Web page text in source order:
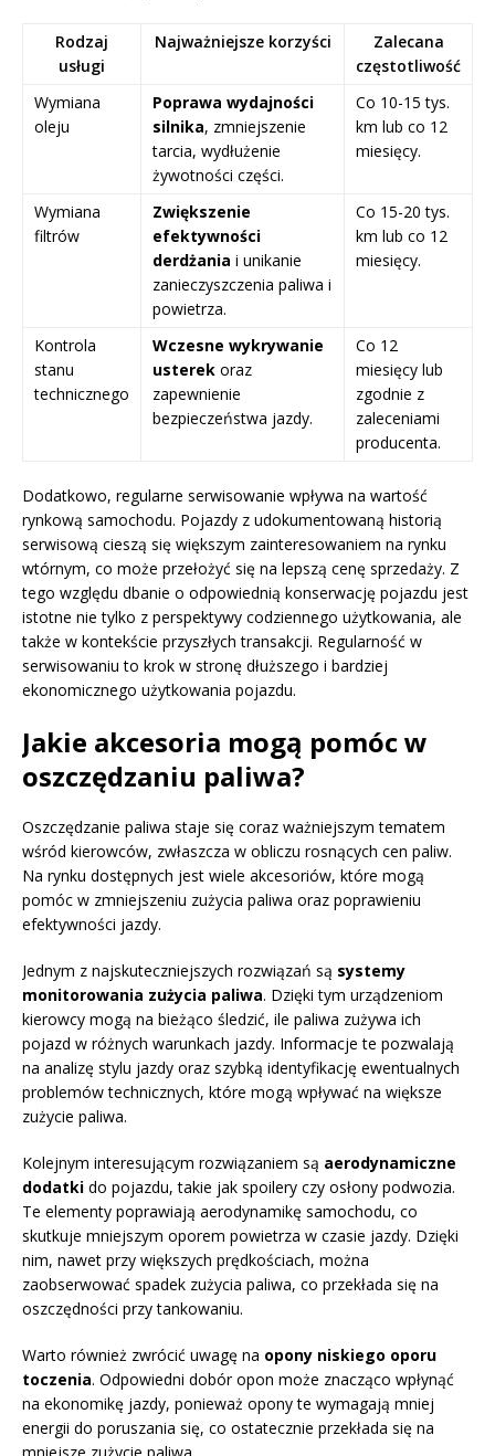
Rodzaj
usługi
Najważniejsze korzyści
Zalecana
częstotliwość
Wymiana
oleju
Poprawa wydajności
silnika, zmniejszenie
tarcia, wydłużenie
żywotności części.
Co 10-15 tys.
km lub co 12
miesięcy.
Wymiana
filtrów
Zwiększenie
efektywności
derdżania i unikanie
zanieczyszczenia paliwa i
powietrza.
Co 15-20 tys.
km lub co 12
miesięcy.
Kontrola
stanu
technicznego
Wczesne wykrywanie
usterek oraz
zapewnienie
bezpieczeństwa jazdy.
Co 12
miesięcy lub
zgodnie z
zaleceniami
producenta.
Dodatkowo, regularne serwisowanie wpływa na wartość
rynkową samochodu. Pojazdy z udokumentowaną historią
serwisową cieszą się większym zainteresowaniem na rynku
wtórnym, co może przełożyć się na lepszą cenę sprzedaży. Z
tego względu dbanie o odpowiednią konserwację pojazdu jest
istotne nie tylko z perspektywy codziennego użytkowania, ale
także w kontekście przyszłych transakcji. Regularność w
serwisowaniu to krok w stronę dłuższego i bardziej
ekonomicznego użytkowania pojazdu.
Jakie akcesoria mogą pomóc w
oszczędzaniu paliwa?
Oszczędzanie paliwa staje się coraz ważniejszym tematem
wśród kierowców, zwłaszcza w obliczu rosnących cen paliw.
Na rynku dostępnych jest wiele akcesoriów, które mogą
pomóc w zmniejszeniu zużycia paliwa oraz poprawieniu
efektywności jazdy.
Jednym z najskuteczniejszych rozwiązań są systemy
monitorowania zużycia paliwa. Dzięki tym urządzeniom
kierowcy mogą na bieżąco śledzić, ile paliwa zużywa ich
pojazd w różnych warunkach jazdy. Informacje te pozwalają
na analizę stylu jazdy oraz szybką identyfikację ewentualnych
problemów technicznych, które mogą wpływać na większe
zużycie paliwa.
Kolejnym interesującym rozwiązaniem są aerodynamiczne
dodatki do pojazdu, takie jak spoilery czy osłony podwozia.
Te elementy poprawiają aerodynamikę samochodu, co
skutkuje mniejszym oporem powietrza w czasie jazdy. Dzięki
nim, nawet przy większych prędkościach, można
zaobserwować spadek zużycia paliwa, co przekłada się na
oszczędności przy tankowaniu.
Warto również zwrócić uwagę na opony niskiego oporu
toczenia. Odpowiedni dobór opon może znacząco wpłynąć
na ekonomikę jazdy, ponieważ opony te wymagają mniej
energii do poruszania się, co ostatecznie przekłada się na